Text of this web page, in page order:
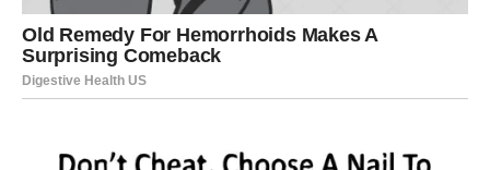
nisu ni došle.
Često ste sumnjali u sebe i svoje mogućnosti čak i onda
kada ste bili mnogo sposobniji od drugih ljudi oko vas.
Ali sudbina vam sada pokazuje da dolazi period tokom